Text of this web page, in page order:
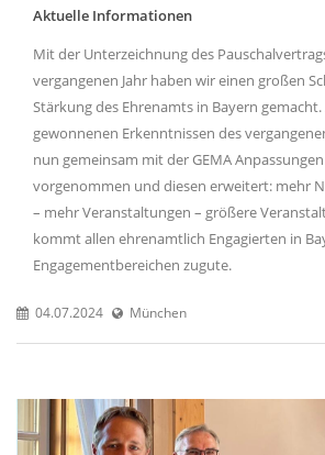
Aktuelle Informationen
Mit der Unterzeichnung des
vergangenen Jahr haben wir einen großen
Stärkung des Ehrenamts in Bayern gemacht.
gewonnenen Erkenntnissen des
nun gemeinsam mit der GEMA
vorgenommen und diesen erweitert: mehr
– mehr Veranstaltungen – größere
kommt allen ehrenamtlich Engagierten in
Engagementbereichen zugute.
04.07.2024 München